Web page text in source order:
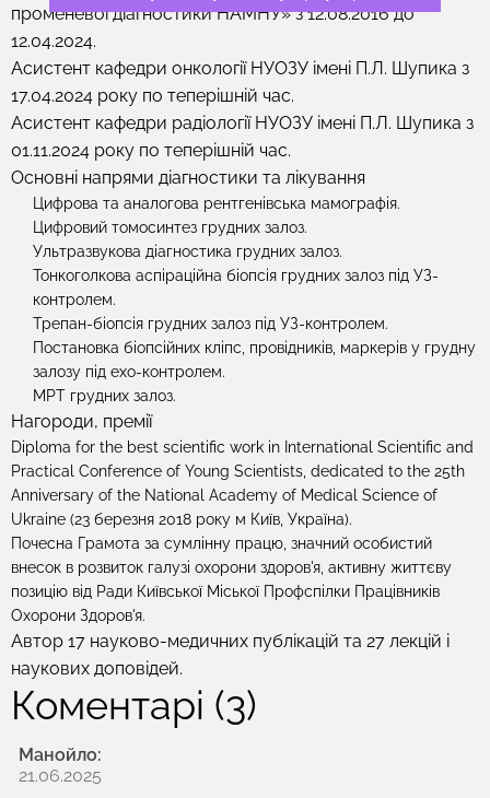
променевої діагностики НАМНУ» з 12.08.2016 до
12.04.2024.
Асистент кафедри онкології НУОЗУ імені П.Л. Шупика з
17.04.2024 року по теперішній час.
Асистент кафедри радіології НУОЗУ імені П.Л. Шупика з
01.11.2024 року по теперішній час.
Основні напрями діагностики та лікування
Цифрова та аналогова рентгенівська мамографія.
Цифровий томосинтез грудних залоз.
Ультразвукова діагностика грудних залоз.
Тонкоголкова аспіраційна біопсія грудних залоз під УЗ-
контролем.
Трепан-біопсія грудних залоз під УЗ-контролем.
Постановка біопсійних кліпс, провідників, маркерів у грудну
залозу під ехо-контролем.
МРТ грудних залоз.
Нагороди, премії
Diploma for the best scientific work in International Scientific and
Practical Conference of Young Scientists, dedicated to the 25th
Anniversary of the National Academy of Medical Science of
Ukraine (23 березня 2018 року м Київ, Україна).
Почесна Грамота за сумлінну працю, значний особистий
внесок в розвиток галузі охорони здоров'я, активну життєву
позицію від Ради Київської Міської Профспілки Працівників
Охорони Здоров'я.
Автор 17 науково-медичних публікацій та 27 лекцій і
наукових доповідей.
Коментарі (3)
Манойло:
21.06.2025